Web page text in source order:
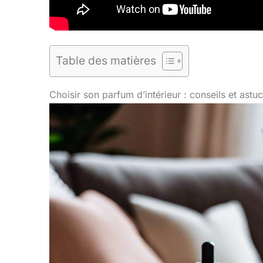
Table des matières
Choisir son parfum d’intérieur : conseils et